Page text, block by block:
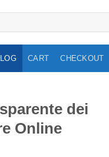
CART CHECKOUT
dei
Online